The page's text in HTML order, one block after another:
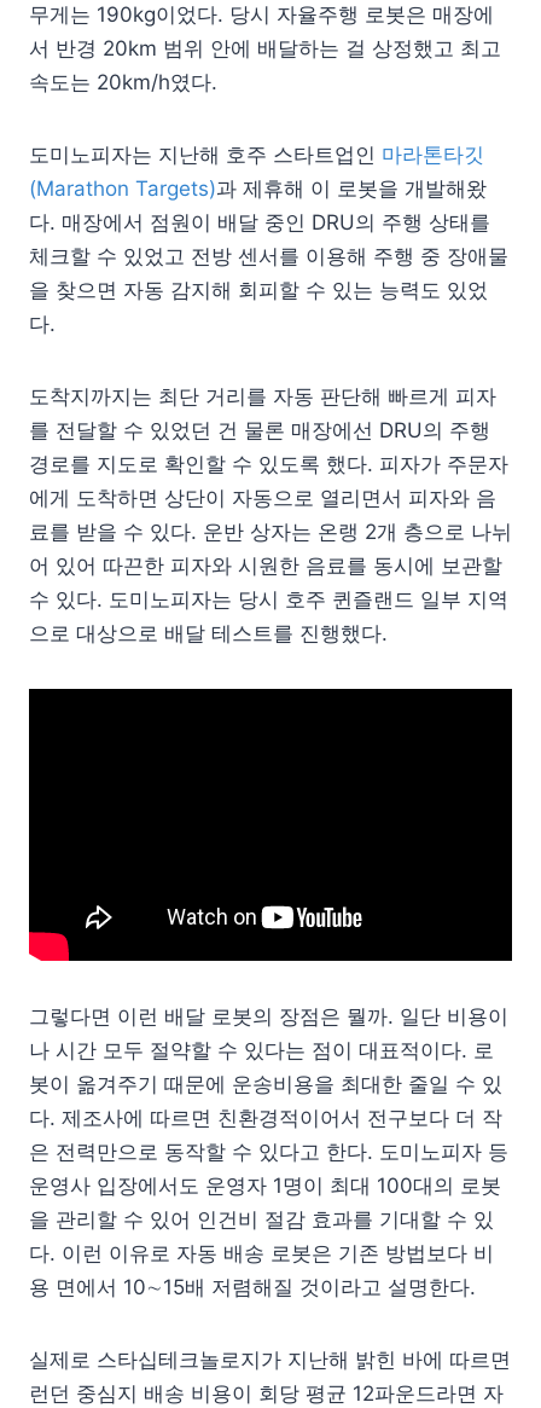
무게는 190kg이었다. 당시 자율주행 로봇은 매장에
서 반경 20km 범위 안에 배달하는 걸 상정했고 최고
속도는 20km/h였다.
도미노피자는 지난해 호주 스타트업인 마라톤타깃
(Marathon Targets)과 제휴해 이 로봇을 개발해왔
다. 매장에서 점원이 배달 중인 DRU의 주행 상태를
체크할 수 있었고 전방 센서를 이용해 주행 중 장애물
을 찾으면 자동 감지해 회피할 수 있는 능력도 있었
다.
도착지까지는 최단 거리를 자동 판단해 빠르게 피자
를 전달할 수 있었던 건 물론 매장에선 DRU의 주행
경로를 지도로 확인할 수 있도록 했다. 피자가 주문자
에게 도착하면 상단이 자동으로 열리면서 피자와 음
료를 받을 수 있다. 운반 상자는 온랭 2개 층으로 나뉘
어 있어 따끈한 피자와 시원한 음료를 동시에 보관할
수 있다. 도미노피자는 당시 호주 퀸즐랜드 일부 지역
으로 대상으로 배달 테스트를 진행했다.
그렇다면 이런 배달 로봇의 장점은 뭘까. 일단 비용이
나 시간 모두 절약할 수 있다는 점이 대표적이다. 로
봇이 옮겨주기 때문에 운송비용을 최대한 줄일 수 있
다. 제조사에 따르면 친환경적이어서 전구보다 더 작
은 전력만으로 동작할 수 있다고 한다. 도미노피자 등
운영사 입장에서도 운영자 1명이 최대 100대의 로봇
을 관리할 수 있어 인건비 절감 효과를 기대할 수 있
다. 이런 이유로 자동 배송 로봇은 기존 방법보다 비
용 면에서 10∼15배 저렴해질 것이라고 설명한다.
실제로 스타십테크놀로지가 지난해 밝힌 바에 따르면
런던 중심지 배송 비용이 회당 평균 12파운드라면 자